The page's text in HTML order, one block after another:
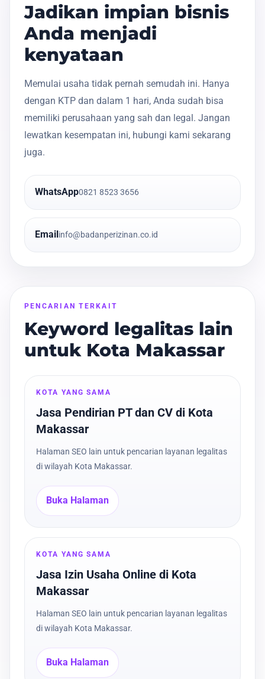
Jadikan impian bisnis
Anda menjadi
kenyataan
Memulai usaha tidak pernah semudah ini. Hanya
dengan KTP dan dalam 1 hari, Anda sudah bisa
memiliki perusahaan yang sah dan legal. Jangan
lewatkan kesempatan ini, hubungi kami sekarang
juga.
WhatsApp0821 8523 3656
Email info@badanperizinan.co.id
PENCARIAN TERKAIT
Keyword legalitas lain
untuk Kota Makassar
KOTA YANG SAMA
Jasa Pendirian PT dan CV di Kota
Makassar
Halaman SEO lain untuk pencarian layanan legalitas
di wilayah Kota Makassar.
Buka Halaman
KOTA YANG SAMA
Jasa Izin Usaha Online di Kota
Makassar
Halaman SEO lain untuk pencarian layanan legalitas
di wilayah Kota Makassar.
Buka Halaman